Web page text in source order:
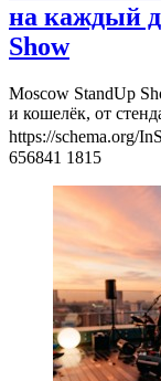
на каждый
Show
Moscow StandUp
и кошелёк, от
https://schema.org/
656841 1815